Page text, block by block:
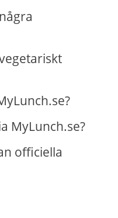
MyLunch.se?
officiella